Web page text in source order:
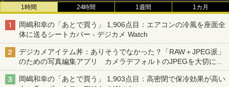
1時間 24時間 1週間 1カ月
岡嶋和幸の「あとで買う」 1,906点目：エアコンの冷風を座面全
体に送るシートカバー - デジカメ Watch
デジカメアイテム丼：ありそうでなかった？「RAW＋JPEG派」
のための写真編集アプリ カメラデフォルトのJPEGを大切にす
る「Filmator」
岡嶋和幸の「あとで買う」 1,903点目：高密閉で保冷効果が高い